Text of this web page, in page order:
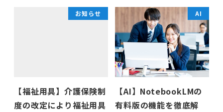
お知らせ
【福祉用具】介護保険制
度の改定により福祉用具
AI
【AI】NotebookLMの
有料版の機能を徹底解